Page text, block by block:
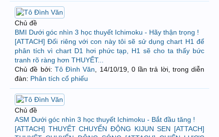
Chủ đề
BMI Dưới góc nhìn 3 học thuyết Ichimoku - Hãy thận trọng !
[ATTACH] Đối riêng với con này tôi sẽ sử dụng chart H1 để
phân tích vì chart D1 hơi phức tạp, H1 sẽ cho ta thấy bức
tranh rõ ràng hơn THUYẾT...
Chủ đề bởi: Tô Đình Văn 14/10/19, 0 lần trả lời, trong diễn
đàn: Phân tích cổ phiếu
Chủ đề
ASM Dưới góc nhìn 3 học thuyết Ichimoku - Bắt đầu tăng !
[ATTACH] THUYẾT CHUYỂN ĐỘNG KIJUN SEN [ATTACH]